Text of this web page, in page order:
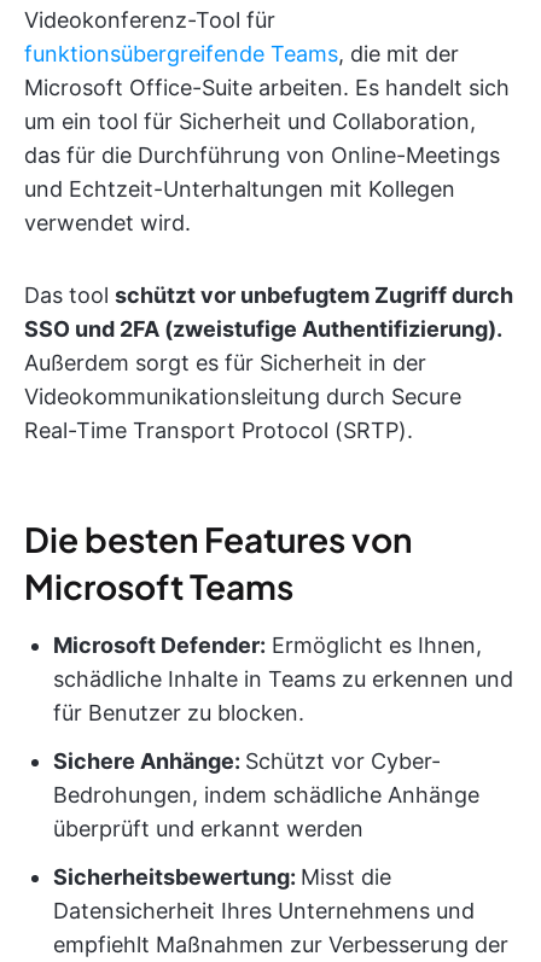
Videokonferenz-Tool für
funktionsübergreifende Teams, die mit der
Microsoft Office-Suite arbeiten. Es handelt sich
um ein tool für Sicherheit und Collaboration,
das für die Durchführung von Online-Meetings
und Echtzeit-Unterhaltungen mit Kollegen
verwendet wird.
Das tool schützt vor unbefugtem Zugriff durch
SSO und 2FA (zweistufige Authentifizierung).
Außerdem sorgt es für Sicherheit in der
Videokommunikationsleitung durch Secure
Real-Time Transport Protocol (SRTP).
Die besten Features von
Microsoft Teams
Microsoft Defender: Ermöglicht es Ihnen,
schädliche Inhalte in Teams zu erkennen und
für Benutzer zu blocken.
Sichere Anhänge: Schützt vor Cyber-
Bedrohungen, indem schädliche Anhänge
überprüft und erkannt werden
Sicherheitsbewertung: Misst die
Datensicherheit Ihres Unternehmens und
empfiehlt Maßnahmen zur Verbesserung der